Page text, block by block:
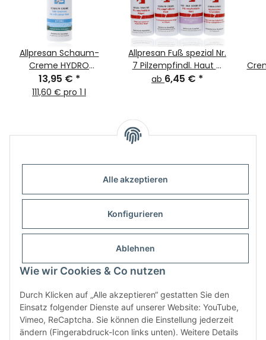
Alle akzeptieren
Konfigurieren
Ablehnen
Wie wir Cookies & Co nutzen
Durch Klicken auf „Alle akzeptieren“ gestatten Sie den
Einsatz folgender Dienste auf unserer Website: YouTube,
Vimeo, ReCaptcha. Sie können die Einstellung jederzeit
ändern (Fingerabdruck-Icon links unten). Weitere Details
Allpresan Schaum-
Creme HYDRO
INTENSIVPFLEGE Edt.
Eukalyptus 125ml
13,95 € *
111,60 € pro 1 l
Allpresan Fuß spezial Nr.
7 Pilzempfindl. Haut &
Nägel -Produkt
ab 6,45 € *
Informationen
Gesetzliche Informationen